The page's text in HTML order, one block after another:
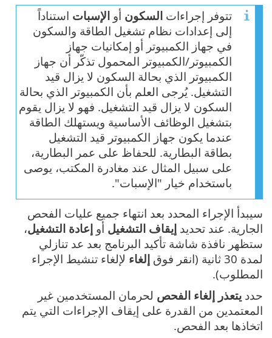
تتوفر إجراءات السكون أو الإسبات استناداً
إلى إعدادات نظام تشغيل الطاقة والسكون
في جهاز الكمبيوتر أو إمكانيات جهاز
الكمبيوتر/الكمبيوتر المحمول تذكّر أن جهاز
الكمبيوتر الذي بحالة السكون لا يزال قيد
التشغيل. يُرجى العلم بأن الكمبيوتر الذي بحالة
السكون لا يزال قيد التشغيل. فهو لا يزال يقوم
بتشغيل الوظائف الأساسية ويستهلك الطاقة
عندما يكون جهاز الكمبيوتر قيد التشغيل
بطاقة البطارية. للحفاظ على عمر البطارية،
على سبيل المثال عند مغادرة المكتب، يوصى
باستخدام خيار "الإسبات".
سيبدأ الإجراء المحدد بعد انتهاء جميع عليات الفحص
الجارية. عند تحديد إيقاف التشغيل أو إعادة التشغيل،
ستظهر نافذة شاشة تأكيد البرنامج بعد عد تنازلي
لمدة 30 ثانية (انقر فوق
إلغاء لإلغاء تنشيط الإجراء
المطلوب).
حدد يتعذر إلغاء الفحص لحرمان المستخدمين غير
المعتمدين من القدرة على إيقاف الإجراءات التي يتم
اتخاذها بعد الفحص.